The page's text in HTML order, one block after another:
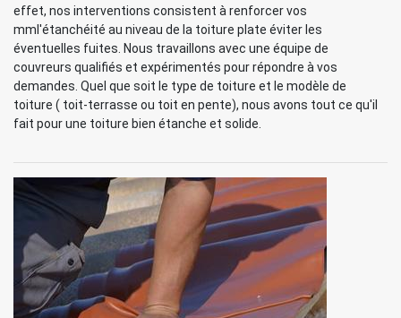
effet, nos interventions consistent à renforcer vos
mml'étanchéité au niveau de la toiture plate éviter les
éventuelles fuites. Nous travaillons avec une équipe de
couvreurs qualifiés et expérimentés pour répondre à vos
demandes. Quel que soit le type de toiture et le modèle de
toiture ( toit-terrasse ou toit en pente), nous avons tout ce qu'il
fait pour une toiture bien étanche et solide.